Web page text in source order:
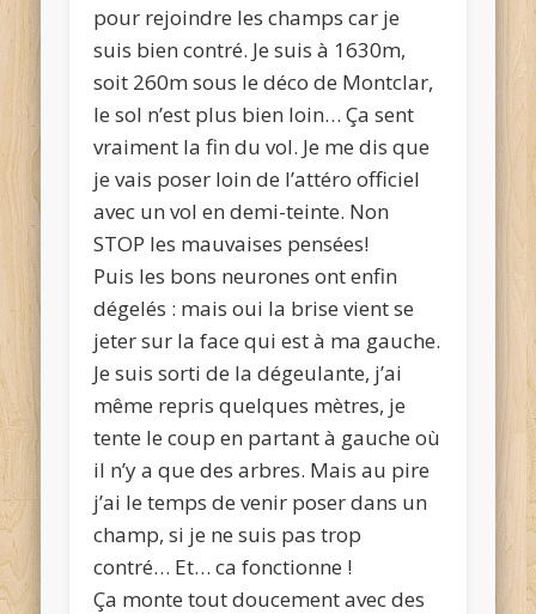
pour rejoindre les champs car je
suis bien contré. Je suis à 1630m,
soit 260m sous le déco de Montclar,
le sol n’est plus bien loin… Ça sent
vraiment la fin du vol. Je me dis que
je vais poser loin de l’attéro officiel
avec un vol en demi-teinte. Non
STOP les mauvaises pensées!
Puis les bons neurones ont enfin
dégelés : mais oui la brise vient se
jeter sur la face qui est à ma gauche.
Je suis sorti de la dégeulante, j’ai
même repris quelques mètres, je
tente le coup en partant à gauche où
il n’y a que des arbres. Mais au pire
j’ai le temps de venir poser dans un
champ, si je ne suis pas trop
contré… Et… ca fonctionne !
Ça monte tout doucement avec des